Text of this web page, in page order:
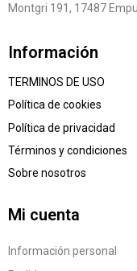
Montgri 191, 17487
Información
TERMINOS DE USO
Política de cookies
Política de privacidad
Términos y condiciones
Sobre nosotros
Mi cuenta
Información personal